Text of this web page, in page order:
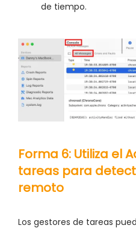
de tiempo.
Forma 6: Utiliza el
tareas para
remoto
Los gestores de tareas